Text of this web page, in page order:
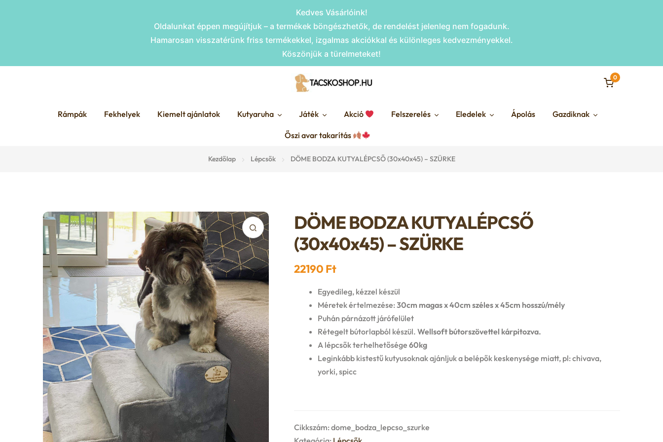
Kedves Vásárlóink!
Oldalunkat éppen megújítjuk – a termékek böngészhetők, de rendelést jelenleg nem fogadunk.
Hamarosan visszatérünk friss termékekkel, izgalmas akciókkal és különleges kedvezményekkel.
Köszönjük a türelmeteket!
navigation
content
0
Rámpák Fekhelyek Kiemelt ajánlatok Kutyaruha Játék Akció Felszerelés Eledelek Ápolás Gazdiknak
Őszi avar takarítás
Kezdőlap Lépcsők DÖME BODZA KUTYALÉPCSŐ (30x40x45) – SZÜRKE
DÖME BODZA KUTYALÉPCSŐ
(30x40x45) – SZÜRKE
22190 Ft
Egyedileg, kézzel készül
Méretek értelmezése:30cm magas x 40cm széles x 45cm hosszú/mély
Puhán párnázott járófelület
Rétegelt bútorlapból készül. Wellsoft bútorszövettel kárpitozva.
A lépcsők terhelhetősége 60kg
Leginkább kistestű kutyusoknak ajánljuk a belépők keskenysége miatt, pl: chivava,
yorki, spicc
Cikkszám:dome_bodza_lepcso_szurke